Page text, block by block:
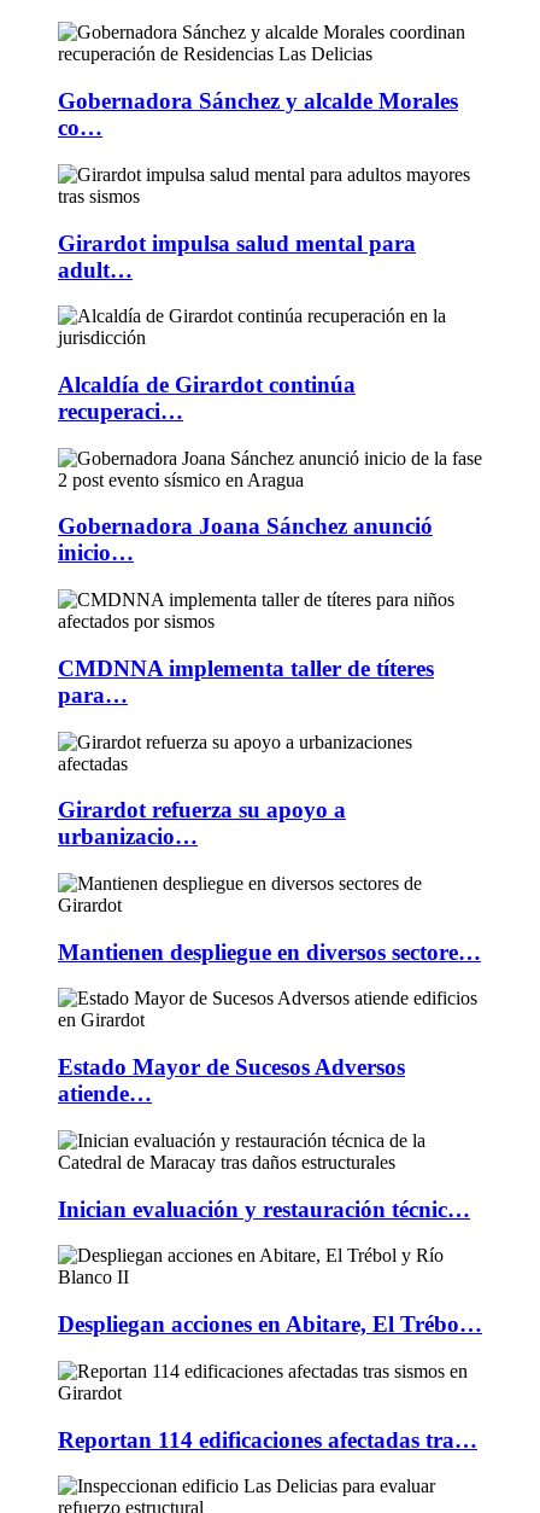
Gobernadora Sánchez y alcalde Morales
co…
Girardot impulsa salud mental para
adult…
Alcaldía de Girardot continúa
recuperaci…
Gobernadora Joana Sánchez anunció
inicio…
CMDNNA implementa taller de títeres
para…
Girardot refuerza su apoyo a
urbanizacio…
Mantienen despliegue en diversos sectore…
Estado Mayor de Sucesos Adversos
atiende…
Inician evaluación y restauración técnic…
Despliegan acciones en Abitare, El Trébo…
Reportan 114 edificaciones afectadas tra…